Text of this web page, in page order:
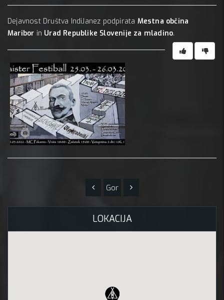
Dejavnost Društva IndiJanez podpirata Mestna občina
Maribor in Urad Republike Slovenije za mladino.
Gor
LOKACIJA